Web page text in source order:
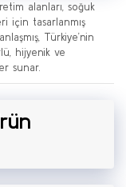
alanları, soğuk
için tasarlanmış
Türkiye’nin
hijyenik ve
sunar.